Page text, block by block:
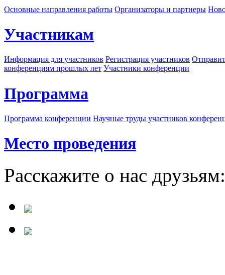
Основные направления работы Организаторы и партнеры
Участникам
Информация для участников Регистрация участников
конференциям прошлых лет Участники конференции
Программа
Программа конференции Научные труды участников
Место проведения
Расскажите о нас друзьям: